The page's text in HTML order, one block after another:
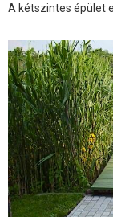
A kétszintes épület